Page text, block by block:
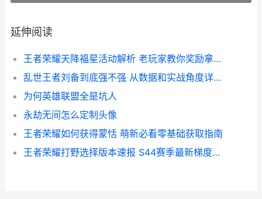
延伸阅读
王者荣耀天降福星活动解析 老玩家教你奖励拿满最划算
乱世王者刘备到底强不强 从数据和实战角度详细分析
为何英雄联盟全是坑人
永劫无间怎么定制头像
王者荣耀如何获得蒙恬 萌新必看零基础获取指南
王者荣耀打野选择版本速报 S44赛季最新梯度排名与出装趋势